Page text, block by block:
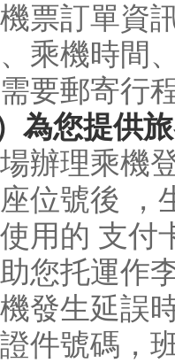
票訂單資
乘機時間
要郵寄行
為您提供
辦理乘機
位號後 ，
用的 支付
您托運作
發生延誤
件號碼，